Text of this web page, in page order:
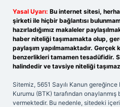
Yasal Uyarı: Bu internet sitesi,
şirketi ile hiçbir bağlantısı
hazırladığımız makaleler
haber niteliği taşımamakta olup,
paylaşım yapılmamaktadır.
benzerlikleri tamamen tesadüfidir.
halindedir ve tavsiye niteliği
Sitemiz, 5651 Sayılı Kanun
Kurumu (BTK) tarafından onaylanmış
vermektedir. Bu nedenle, sitedeki